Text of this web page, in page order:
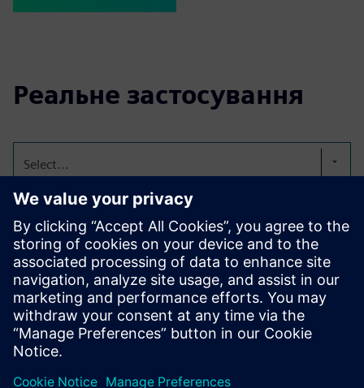
Реальне застосування
Select...
Веб-сервіси Bühler
Практичний та ефективний підхід до інженерної
автоматизації. Рішення підтримує спрощене створення
проектів, централізовану обробку даних та інтеграцію
між ключовими платформами.